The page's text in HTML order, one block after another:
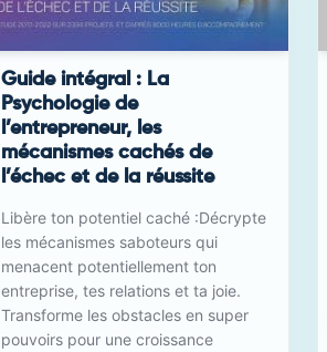
Guide intégral : La
Psychologie de
l’entrepreneur, les
mécanismes cachés de
l’échec et de la réussite
Libère ton potentiel caché :Décrypte
les mécanismes saboteurs qui
menacent potentiellement ton
entreprise, tes relations et ta joie.
Transforme les obstacles en super
pouvoirs pour une croissance